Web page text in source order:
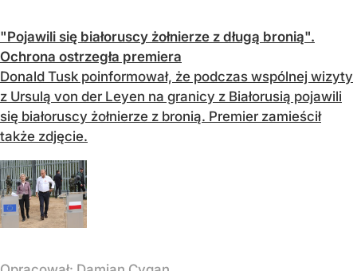
"Pojawili się białoruscy żołnierze z długą bronią".
Ochrona ostrzegła premiera
Donald Tusk poinformował, że podczas wspólnej wizyty
z Ursulą von der Leyen na granicy z Białorusią pojawili
się białoruscy żołnierze z bronią. Premier zamieścił
także zdjęcie.